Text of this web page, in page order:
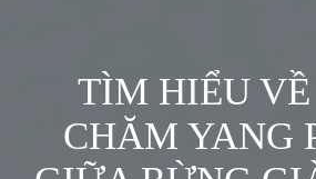
TÌM HIỂU
CHĂM YANG